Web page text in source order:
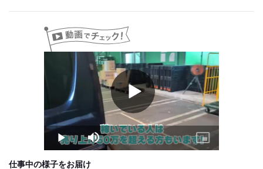
◆給与は、週払い相談/前払い相談/手渡しOK！
◆日給保証あり
早く終わっても日給を支給します！
◆社用車支給 ※希望者のみ
（リース代：1500円/日）
→自宅持ち帰り＆プライベート利用OK
☆業界や最安値で貸し出し☆
試用期間：なし
Play
Play Mute
Picture-
in-
仕事中の様子をお届け